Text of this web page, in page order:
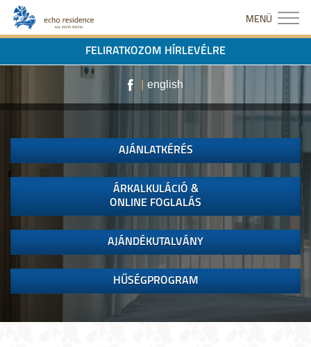
MENÜ
FELIRATKOZOM HÍRLEVÉLRE
english
AJÁNLATKÉRÉS
ÁRKALKULÁCIÓ &
ONLINE FOGLALÁS
AJÁNDÉKUTALVÁNY
HŰSÉGPROGRAM